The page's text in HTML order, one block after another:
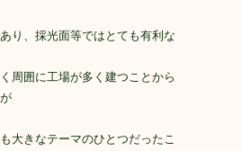
り、採光面等ではとても有利な
周囲に工場が多く建つことから
大きなテーマのひとつだったこ